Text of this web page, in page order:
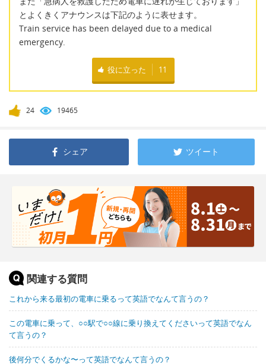
とよくきくアナウンスは下記のように表せます。
Train service has been delayed due to a medical
emergency.
役に立った 11
24 19465
シェア ツイート
関連する質問
これから来る最初の電車に乗るって英語でなんて言うの？
この電車に乗って、○○駅で○○線に乗り換えてくださいって英語でなん
て言うの？
後何分でくるかな〜って英語でなんて言うの？